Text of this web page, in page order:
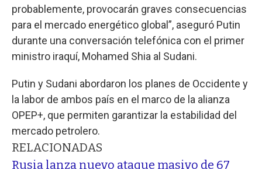
probablemente, provocarán graves consecuencias
para el mercado energético global”, aseguró Putin
durante una conversación telefónica con el primer
ministro iraquí, Mohamed Shia al Sudani.
Putin y Sudani abordaron los planes de Occidente y
la labor de ambos país en el marco de la alianza
OPEP+, que permiten garantizar la estabilidad del
mercado petrolero.
RELACIONADAS
Rusia lanza nuevo ataque masivo de 67